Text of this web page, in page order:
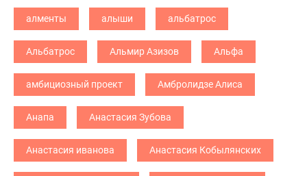
алменты алыши альбатрос
Альбатрос Альмир Азизов Альфа
амбициозный проект Амбролидзе Алиса
Анапа Анастасия Зубова
Анастасия иванова Анастасия Кобылянских